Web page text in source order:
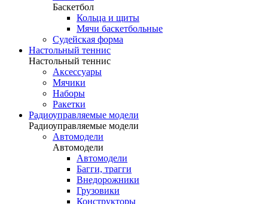
Баскетбол
Кольца и щиты
Мячи баскетбольные
Судейская форма
Настольный теннис
Настольный теннис
Аксессуары
Мячики
Наборы
Ракетки
Радиоуправляемые модели
Радиоуправляемые модели
Автомодели
Автомодели
Автомодели
Багги, трагги
Внедорожники
Грузовики
Конструкторы